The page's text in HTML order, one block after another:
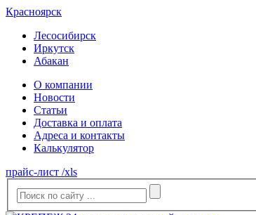
Красноярск
Лесосибирск
Иркутск
Абакан
О компании
Новости
Статьи
Доставка и оплата
Адреса и контакты
Калькулятор
прайс-лист /xls